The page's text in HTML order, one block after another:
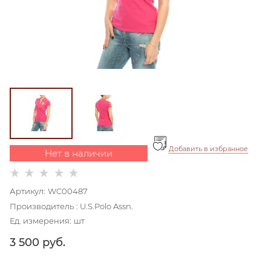
Нет в наличии Добавить в избранное
Артикул: WC00487
Производитель : U.S.Polo Assn.
Ед. измерения: шт
3 500 руб.